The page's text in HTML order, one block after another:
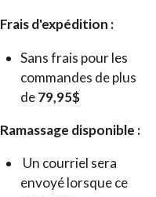
Frais d'expédition :
Sans frais pour les
commandes de plus
de79,95$
Ramassage disponible :
Un courriel sera
envoyé lorsque ce